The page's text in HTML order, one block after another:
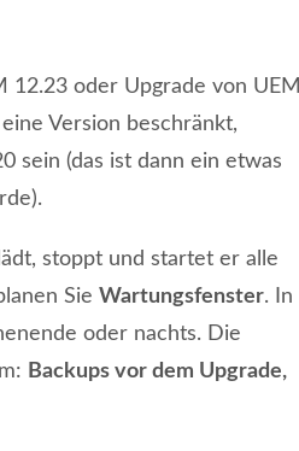
12.23 oder Upgrade von UEM
Version beschränkt,
sein (das ist dann ein etwas
stoppt und startet er alle
Sie Wartungsfenster. In
oder nachts. Die
Backups vor dem Upgrade,